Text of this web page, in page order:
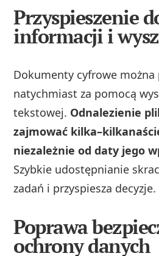
Przyspieszenie
informacji i
Dokumenty cyfrowe można
natychmiast za pomocą
tekstowej. Odnalezienie
zajmować
niezależnie od daty jego
Szybkie udostępnianie
zadań i przyspiesza decyzje.
Poprawa
ochrony danych